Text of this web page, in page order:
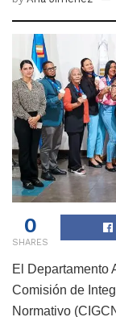
0
SHARES
El Departamento
Comisión de
Normativo